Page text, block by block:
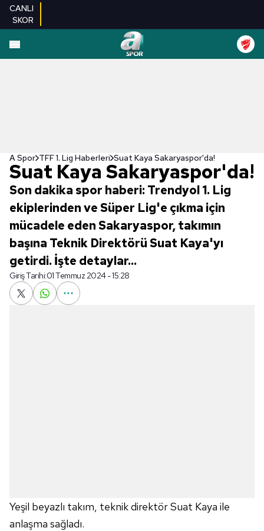
CANLI
SKOR
A Spor TFF 1. Lig Haberleri Suat Kaya Sakaryaspor'da!
Suat Kaya Sakaryaspor'da!
Son dakika spor haberi: Trendyol 1. Lig
ekiplerinden ve Süper Lig'e çıkma için
mücadele eden Sakaryaspor, takımın
başına Teknik Direktörü Suat Kaya'yı
getirdi. İşte detaylar...
Giriş Tarihi:01 Temmuz 2024 - 15:28
Yeşil beyazlı takım, teknik direktör Suat Kaya ile
anlaşma sağladı.